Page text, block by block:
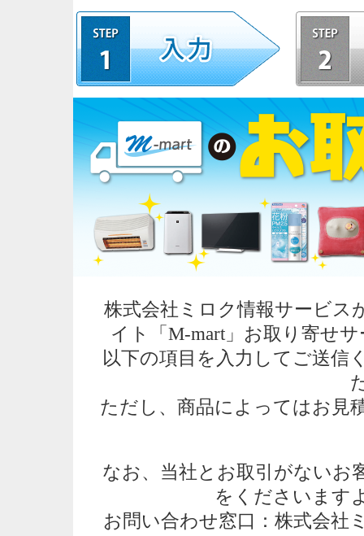
株式会社ミロク情報サービス
イト「M-mart」お取り寄せ
以下の項目を入力してご送信
ただし、商品によってはお見
なお、当社とお取引がないお
をくださいます
お問い合わせ窓口：株式会社